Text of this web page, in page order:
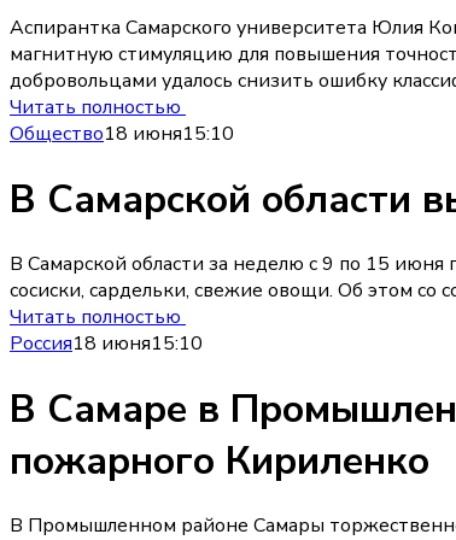
Аспирантка Самарского университета Юлия
магнитную стимуляцию для повышения
добровольцами удалось снизить ошибку
Читать полностью
Общество18 июня15:10
В Самарской области
В Самарской области за неделю с 9 по 15
сосиски, сардельки, свежие овощи. Об этом со
Читать полностью
Россия18 июня15:10
В Самаре в
пожарного Кириленко
В Промышленном районе Самары